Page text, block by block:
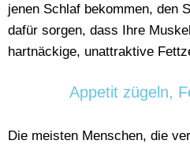
jenen Schlaf bekommen, den
dafür sorgen, dass Ihre
hartnäckige, unattraktive
Appetit zügeln,
Die meisten Menschen, die